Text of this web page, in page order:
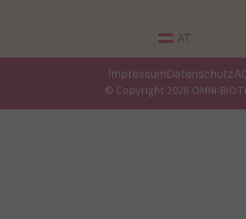
AT
ImpressumDatenschutz
© Copyright 2026 OMNi-